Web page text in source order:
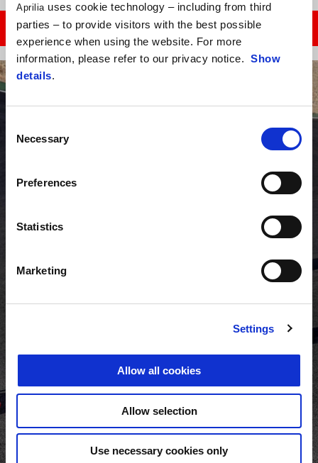
Aprilia uses cookie technology – including from third
parties – to provide visitors with the best possible
experience when using the website. For more
information, please refer to our privacy notice. Show
details.
Selection
Necessary
Preferences
Statistics
Marketing
Settings
Allow all cookies
Allow selection
Use necessary cookies only
CITESTE ARTICOLUL